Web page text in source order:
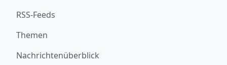
RSS-Feeds
Themen
Nachrichtenüberblick